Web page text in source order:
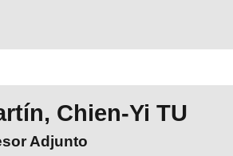
Chien-Yi TU
Adjunto